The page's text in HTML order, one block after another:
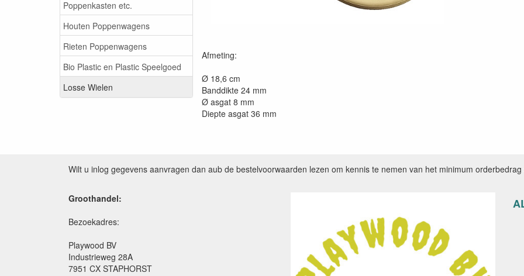
Poppenkasten etc.
Houten Poppenwagens
Rieten Poppenwagens
Bio Plastic en Plastic Speelgoed
Losse Wielen
Afmeting:
Ø 18,6 cm
Banddikte 24 mm
Ø asgat 8 mm
Diepte asgat 36 mm
Wilt u inlog gegevens aanvragen dan aub de bestelvoorwaarden lezen om kennis te nemen van het minimum
Groothandel:
Bezoekadres:
Playwood BV
Industrieweg 28A
7951 CX STAPHORST